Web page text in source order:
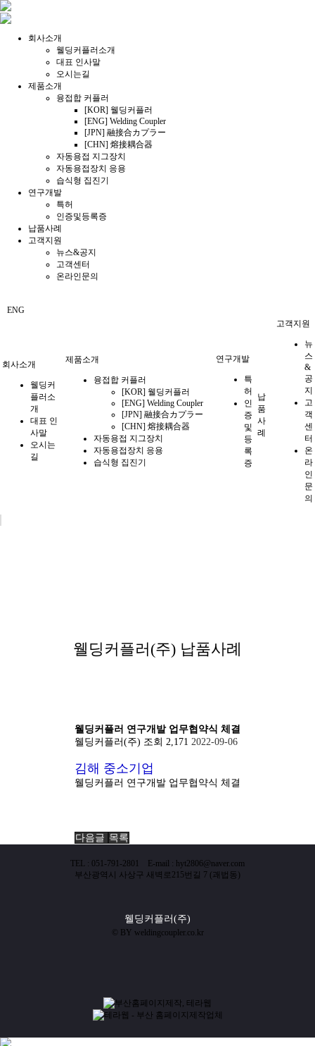
회사소개
웰딩커플러소개
대표 인사말
오시는길
제품소개
융접합 커플러
[KOR] 웰딩커플러
[ENG] Welding Coupler
[JPN] 融接合カプラー
[CHN] 熔接耦合器
자동용접 지그장치
자동용접장치 응용
습식형 집진기
연구개발
특허
인증및등록증
납품사례
고객지원
뉴스&공지
고객센터
온라인문의
ENG
회사소개
웰딩커
플러소
개
대표 인
사말
오시는
길
제품소개
융접합 커플러
[KOR] 웰딩커플러
[ENG] Welding Coupler
[JPN] 融接合カプラー
[CHN] 熔接耦合器
자동용접 지그장치
자동용접장치 응용
습식형 집진기
연구개발
특
허
인
증
및
등
록
증
납
품
사
례
고객지원
뉴
스
&
공
지
고
객
센
터
온
라
인
문
의
웰딩커플러(주) 납품사례
웰딩커플러 연구개발 업무협약식 체결
웰딩커플러(주) 조회 2,171 2022-09-06
김해 중소기업
웰딩커플러 연구개발 업무협약식 체결
다음글 목록
TEL : 051-791-2801 E-mail : hyt2806@naver.com
부산광역시 사상구 새벽로215번길 7 (괘법동)
웰딩커플러(주)
© BY weldingcoupler.co.kr